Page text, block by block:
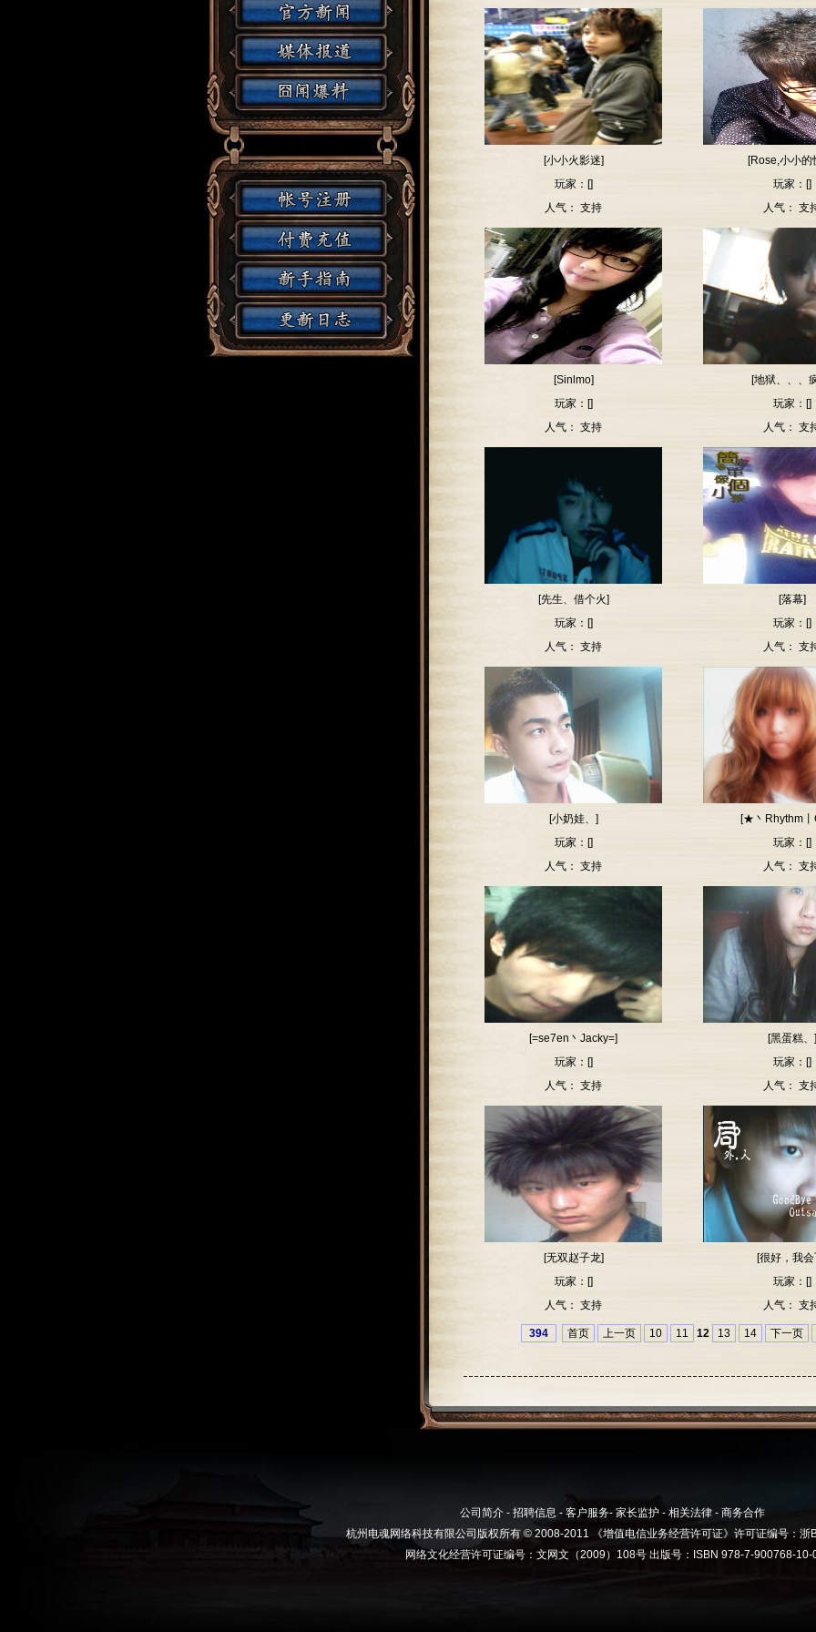
[小小火影迷]
玩家：[]
人气： 支持
[Rose,小小的
玩家：[]
人气： 支
[Sinlmo]
玩家：[]
人气： 支持
[地狱、、、
玩家：[]
人气： 支
[先生、借个火]
玩家：[]
人气： 支持
[落幕]
玩家：[]
人气： 支
[小奶娃、]
玩家：[]
人气： 支持
[★丶Rhythm
玩家：[]
人气： 支
[=se7en丶Jacky=]
玩家：[]
人气： 支持
[黑蛋糕、]
玩家：[]
人气： 支
[无双赵子龙]
玩家：[]
人气： 支持
[很好，我会
玩家：[]
人气： 支
394 首页 上一页 10 11 12 13 14 下一页
公司简介- 招聘信息 - 客户服务- 家长监护- 相关法律- 商务合作
杭州电魂网络科技有限公司版权所有 © 2008-2011 《增值电信业务经营许可证》许可证编号：浙
网络文化经营许可证编号：文网文（2009）108号 出版号：ISBN 978-7-900768-10-